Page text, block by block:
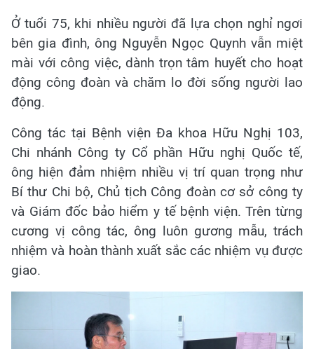
Ở tuổi 75, khi nhiều người đã lựa chọn nghỉ ngơi
bên gia đình, ông Nguyễn Ngọc Quynh vẫn miệt
mài với công việc, dành trọn tâm huyết cho hoạt
động công đoàn và chăm lo đời sống người lao
động.
Công tác tại Bệnh viện Đa khoa Hữu Nghị 103,
Chi nhánh Công ty Cổ phần Hữu nghị Quốc tế,
ông hiện đảm nhiệm nhiều vị trí quan trọng như
Bí thư Chi bộ, Chủ tịch Công đoàn cơ sở công ty
và Giám đốc bảo hiểm y tế bệnh viện. Trên từng
cương vị công tác, ông luôn gương mẫu, trách
nhiệm và hoàn thành xuất sắc các nhiệm vụ được
giao.